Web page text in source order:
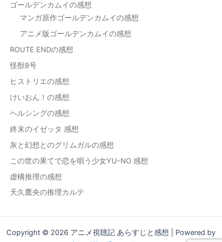
ゴールデンカムイの感想
マンガ原作ゴールデンカムイの感想
アニメ版ゴールデンカムイの感想
ROUTE ENDの感想
怪獣8号
ヒストリエの感想
けいおん！の感想
ヘルシングの感想
終末のイゼッタ 感想
灰と幻想とのグリムガルの感想
この世の果てで恋を唄う少女YU-NO 感想
虚構推理の感想
天久鷹央の推理カルテ
Copyright © 2026 アニメ視聴記 あらすじと感想 | Powered by